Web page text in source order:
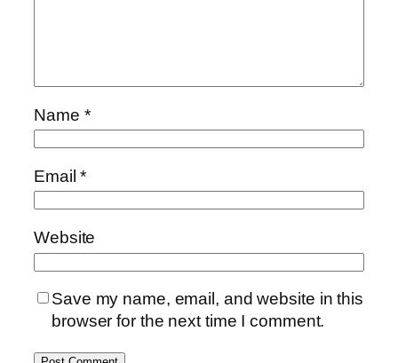
Name *
Email*
Website
Save my name, email, and website in this
browser for the next time I comment.